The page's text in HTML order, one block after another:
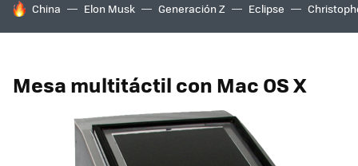
HOY SE HABLA DE
China Elon Musk Generación Z Eclipse
Mesa multitáctil con Mac OS X